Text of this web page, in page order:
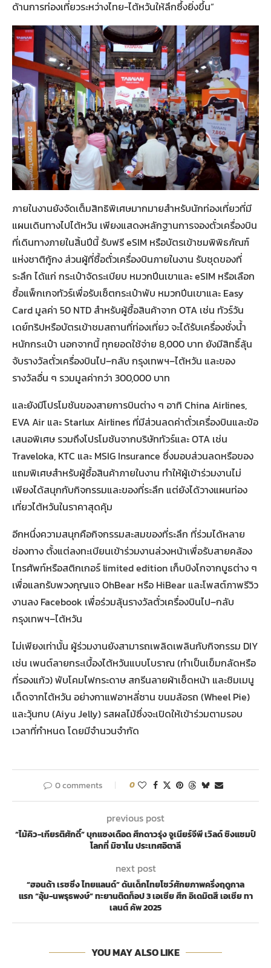
ด้านการท่องเที่ยวระหว่างไทย-ไต้หวันให้ลึกซึ้งยิ่งขึ้น”
ภายในงานยังจัดเต็มสิทธิพิเศษมากมายสำหรับนักท่องเที่ยวที่มี
แผนเดินทางไปไต้หวัน เพียงแสดงหลักฐานการจองตั๋วเครื่องบิน
ที่เดินทางภายในสิ้นปีนี้ รับฟรี eSIM หรือบัตรเข้าชมพิพิธภัณฑ์
แห่งชาติกู้กง ส่วนผู้ที่ซื้อตั๋วเครื่องบินภายในงาน รับชุดของที่
ระลึก ได้แก่ กระเป๋าจัดระเบียบ หมวกปีนเขาและ eSIM หรือเลือก
ซื้อแพ็กเกจทัวร์เพื่อรับเซ็ตกระเป๋าพับ หมวกปีนเขาและ Easy
Card มูลค่า 50 NTD สำหรับผู้ซื้อสินค้าจาก OTA เช่น ทัวร์วัน
เดย์ทริปหรือบัตรเข้าชมสถานที่ท่องเที่ยว จะได้รับเครื่องชั่งน้ำ
หนักกระเป๋า นอกจากนี้ ทุกยอดใช้จ่าย 8,000 บาท ยังมีสิทธิ์ลุ้น
จับรางวัลตั๋วเครื่องบินไป–กลับ กรุงเทพฯ–ไต้หวัน และของ
รางวัลอื่น ๆ รวมมูลค่ากว่า 300,000 บาท
และยังมีโปรโมชันของสายการบินต่าง ๆ อาทิ China Airlines,
EVA Air และ Starlux Airlines ที่มีส่วนลดค่าตั๋วเครื่องบินและข้อ
เสนอพิเศษ รวมถึงโปรโมชันจากบริษัททัวร์และ OTA เช่น
Traveloka, KTC และ MSIG Insurance ซึ่งมอบส่วนลดหรือของ
แถมพิเศษสำหรับผู้ซื้อสินค้าภายในงาน ทำให้ผู้เข้าร่วมงานไม่
เพียงได้สนุกกับกิจกรรมและของที่ระลึก แต่ยังได้วางแผนท่อง
เที่ยวไต้หวันในราคาสุดคุ้ม
อีกหนึ่งความสนุกคือกิจกรรมสะสมของที่ระลึก ที่ร่วมได้หลาย
ช่องทาง ตั้งแต่ลงทะเบียนเข้าร่วมงานล่วงหน้าเพื่อรับสายคล้อง
โทรศัพท์หรือสติกเกอร์ limited edition เก็บบิงโกจากบูธต่าง ๆ
เพื่อแลกรับพวงกุญแจ OhBear หรือ HiBear และโพสต์ภาพรีวิว
งานลง Facebook เพื่อร่วมลุ้นรางวัลตั๋วเครื่องบินไป–กลับ
กรุงเทพฯ–ไต้หวัน
ไม่เพียงเท่านั้น ผู้ร่วมงานยังสามารถเพลิดเพลินกับกิจกรรม DIY
เช่น เพนต์ลายกระเบื้องไต้หวันแบบโบราณ (ทำเป็นเข็มกลัดหรือ
ที่รองแก้ว) พับโคมไฟกระดาษ สกรีนลายผ้าเช็ดหน้า และชิมเมนู
เด็ดจากไต้หวัน อย่างกาแฟอาหลี่ซาน ขนมล้อรถ (Wheel Pie)
และวุ้นกบ (Aiyu Jelly) รสผลไม้ซึ่งจะเปิดให้เข้าร่วมตามรอบ
เวลาที่กำหนด โดยมีจำนวนจำกัด
0 comments 0
previous post
“ไม้คิว-เกียรติศักดิ์” บุกแซงเดือด ศึกดาวรุ่ง จูเนียร์จีพี เวิลด์ ชิงแชมป์
โลกที่ มิซาโน ประเทศอิตาลี
next post
“ฮอนด้า เรซซิ่ง ไทยแลนด์” ดันเด็กไทยโชว์ศักยภาพครึ่งฤดูกาล
แรก “อุ้ม-นพรุธพงษ์” ทะยานติดท็อป 3 เอเชีย ศึก อิเดมิตสึ เอเชีย ทา
เลนต์ คัพ 2025
YOU MAY ALSO LIKE